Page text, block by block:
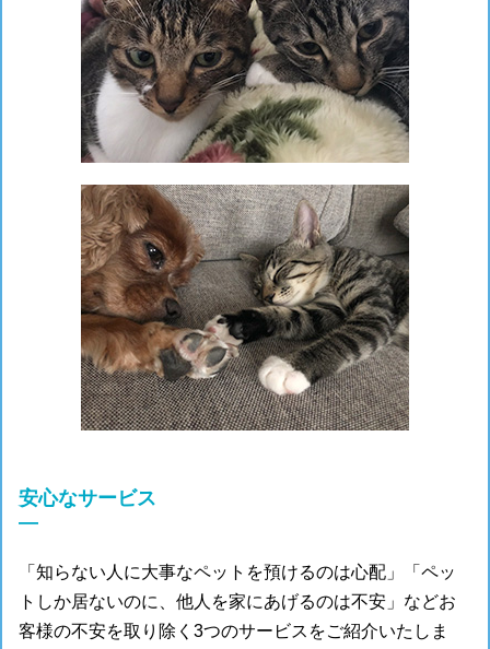
安心なサービス
―
「知らない人に大事なペットを預けるのは心配」「ペッ
トしか居ないのに、他人を家にあげるのは不安」などお
客様の不安を取り除く3つのサービスをご紹介いたしま